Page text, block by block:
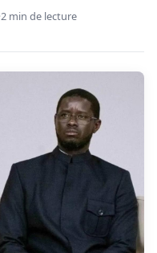
2 min de lecture